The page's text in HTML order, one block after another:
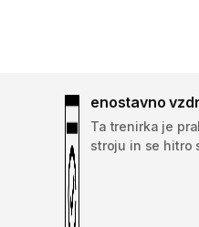
enostavno
Ta trenirka je
stroju in se hitro